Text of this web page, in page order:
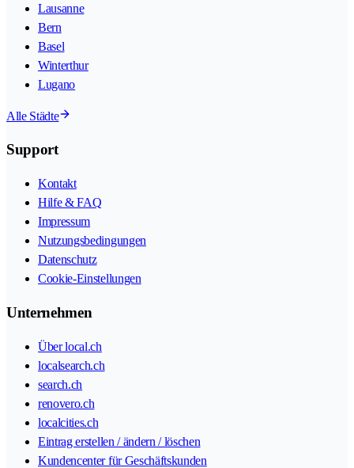
Lausanne
Bern
Basel
Winterthur
Lugano
Alle Städte
Support
Kontakt
Hilfe & FAQ
Impressum
Nutzungsbedingungen
Datenschutz
Cookie-Einstellungen
Unternehmen
Über local.ch
localsearch.ch
search.ch
renovero.ch
localcities.ch
Eintrag erstellen / ändern / löschen
Kundencenter für Geschäftskunden